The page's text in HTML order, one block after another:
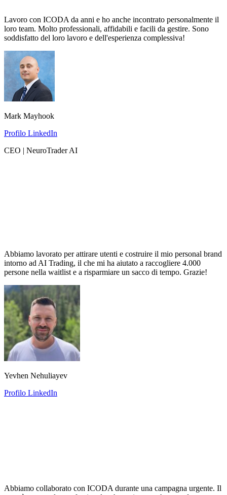
Lavoro con ICODA da anni e ho anche incontrato personalmente il
loro team. Molto professionali, affidabili e facili da gestire. Sono
soddisfatto del loro lavoro e dell'esperienza complessiva!
Mark Mayhook
Profilo LinkedIn
CEO | NeuroTrader AI
Abbiamo lavorato per attirare utenti e costruire il mio personal brand
intorno ad AI Trading, il che mi ha aiutato a raccogliere 4.000
persone nella waitlist e a risparmiare un sacco di tempo. Grazie!
Yevhen Nehuliayev
Profilo LinkedIn
Abbiamo collaborato con ICODA durante una campagna urgente. Il